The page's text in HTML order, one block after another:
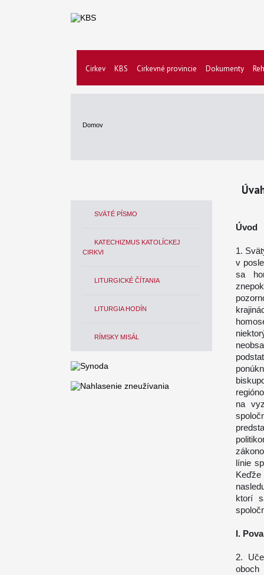
Cirkev KBS Cirkevné provincie Dokumenty
Domov
SVÄTÉ PÍSMO
KATECHIZMUS KATOLÍCKEJ
CIRKVI
LITURGICKÉ ČÍTANIA
LITURGIA HODÍN
RÍMSKY MISÁL
Úvod
1.
v
sa
na
línie
ktorí
I.
2.
oboch